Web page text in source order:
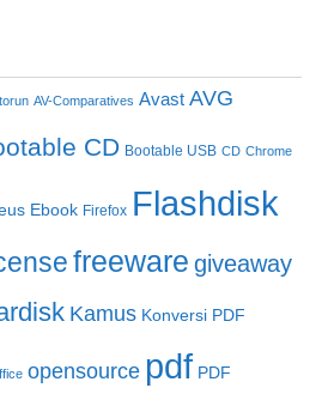
AV-Comparatives Avast AVG
CD Bootable USB CD Chrome
Ebook Firefox Flashdisk
freeware giveaway
Kamus Konversi PDF
opensource pdf PDF